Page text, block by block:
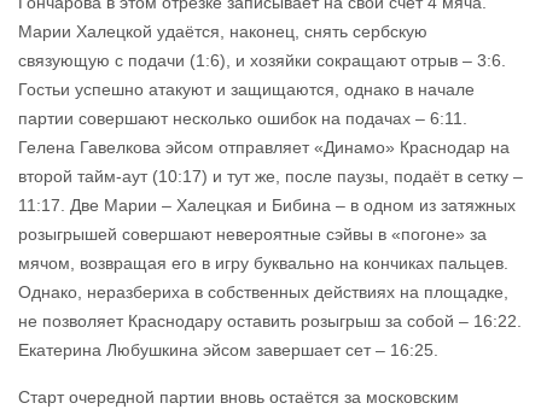
Марии Халецкой удаётся, наконец, снять сербскую
связующую с подачи (1:6), и хозяйки сокращают отрыв – 3:6.
Гостьи успешно атакуют и защищаются, однако в начале
партии совершают несколько ошибок на подачах – 6:11.
Гелена Гавелкова эйсом отправляет «Динамо» Краснодар на
второй тайм-аут (10:17) и тут же, после паузы, подаёт в сетку –
11:17. Две Марии – Халецкая и Бибина – в одном из затяжных
розыгрышей совершают невероятные сэйвы в «погоне» за
мячом, возвращая его в игру буквально на кончиках пальцев.
Однако, неразбериха в собственных действиях на площадке,
не позволяет Краснодару оставить розыгрыш за собой – 16:22.
Екатерина Любушкина эйсом завершает сет – 16:25.
Старт очередной партии вновь остаётся за московским